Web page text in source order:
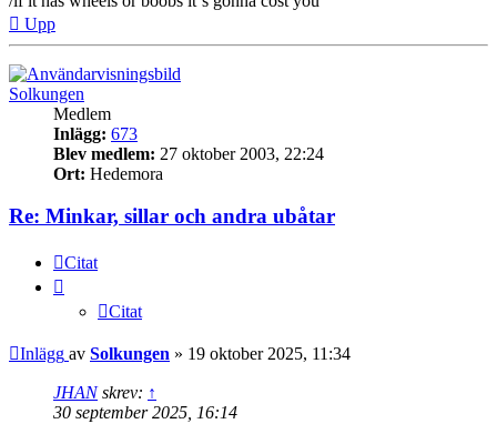
Upp
Solkungen
Medlem
Inlägg: 673
Blev medlem: 27 oktober 2003, 22:24
Ort: Hedemora
Re: Minkar, sillar och andra ubåtar
Citat
Citat
Inlägg av Solkungen » 19 oktober 2025, 11:34
JHANskrev: ↑
30 september 2025, 16:14